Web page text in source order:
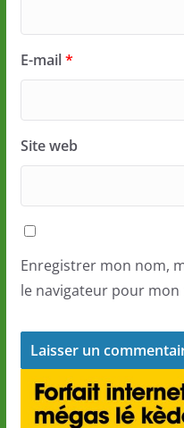
E-mail*
Site web
Enregistrer mon nom,
le navigateur pour